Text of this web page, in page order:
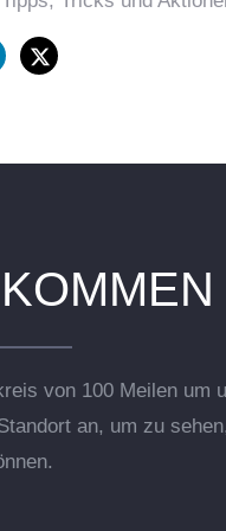
von 100 Meilen um
an, um zu